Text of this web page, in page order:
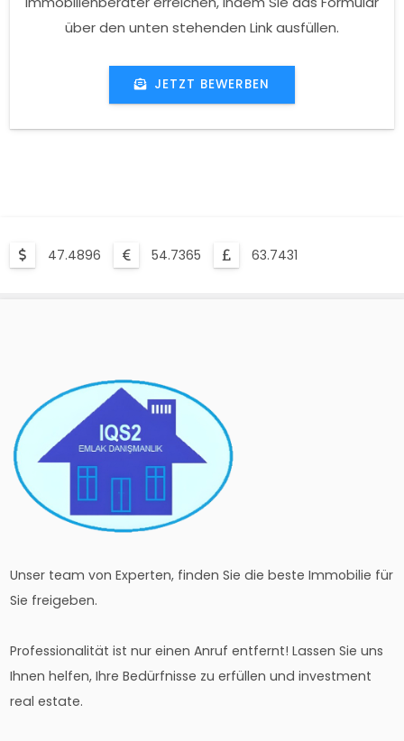
über den unten stehenden Link ausfüllen.
JETZT BEWERBEN
47.4896 54.7365 63.7431
Unser team von Experten, finden Sie die beste Immobilie für
Sie freigeben.
Professionalität ist nur einen Anruf entfernt! Lassen Sie uns
Ihnen helfen, Ihre Bedürfnisse zu erfüllen und investment
real estate.